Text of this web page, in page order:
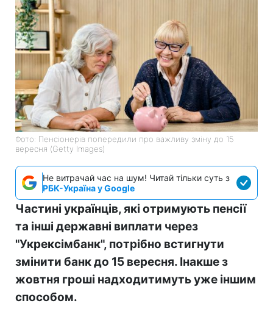
Фото: Пенсіонерів попередили про важливу зміну до 15
вересня (Getty Images)
Не витрачай час на шум! Читай тільки суть з
РБК-Україна у Google
Частині українців, які отримують пенсії
та інші державні виплати через
"Укрексімбанк", потрібно встигнути
змінити банк до 15 вересня. Інакше з
жовтня гроші надходитимуть уже іншим
способом.